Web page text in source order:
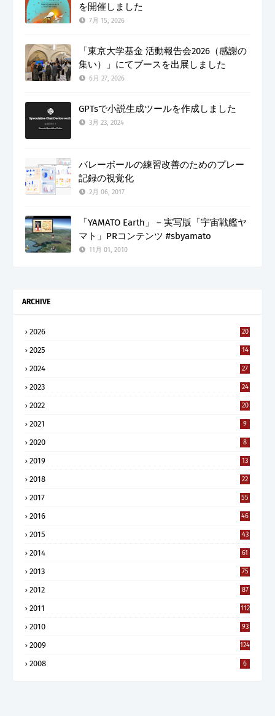
を開催しました
7月 15, 2026
「東京大学基金 活動報告会2026（感謝の
集い）」にてブースを出展しました
6月 27, 2026
GPTsで小説生成ツールを作成しました
3月 23, 2024
バレーボールの練習改善のためのプレー
記録の視覚化
2月 06, 2017
「YAMATO Earth」 – 実写版「宇宙戦艦ヤ
マト」PRコンテンツ #sbyamato
11月 01, 2010
ARCHIVE
2026 20
2025 14
2024 27
2023 24
2022 20
2021 9
2020 8
2019 13
2018 22
2017 55
2016 46
2015 43
2014 61
2013 75
2012 87
2011 112
2010 93
2009 124
2008 6